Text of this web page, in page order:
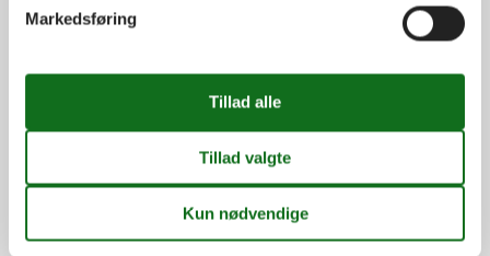
Services
Persondatapolitik
Cookies
Om os
Din tryghed
Markedsføring